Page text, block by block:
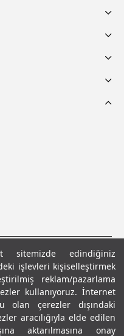
sitemizde edindiğiniz
işlevleri kişiselleştirmek
reklam/pazarlama
kullanıyoruz. İnternet
olan çerezler dışındaki
aracılığıyla elde edilen
aktarılmasına onay
MetniŞartlar ve Koşullar
Saklıdır.